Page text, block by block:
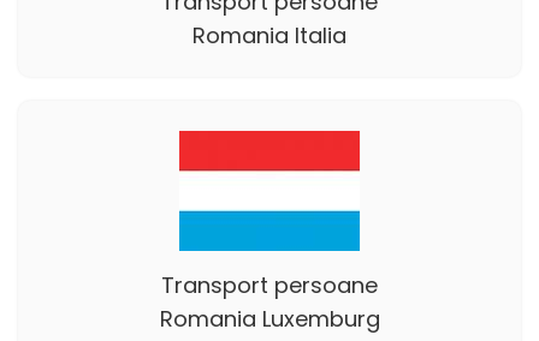
Romania Italia
Transport persoane
Romania Luxemburg